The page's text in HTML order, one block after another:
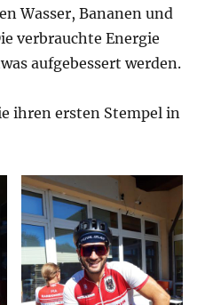
Wasser, Bananen und
verbrauchte Energie
aufgebessert werden.
ihren ersten Stempel in